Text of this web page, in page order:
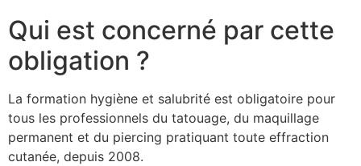
Qui est concerné par cette
obligation ?
La formation hygiène et salubrité est obligatoire pour
tous les professionnels du tatouage, du maquillage
permanent et du piercing pratiquant toute effraction
cutanée, depuis 2008.